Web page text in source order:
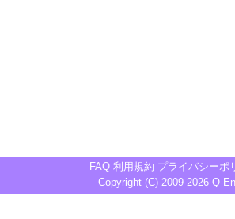
FAQ 利用規約 プライバシーポ
Copyright (C) 2009-2026 Q-